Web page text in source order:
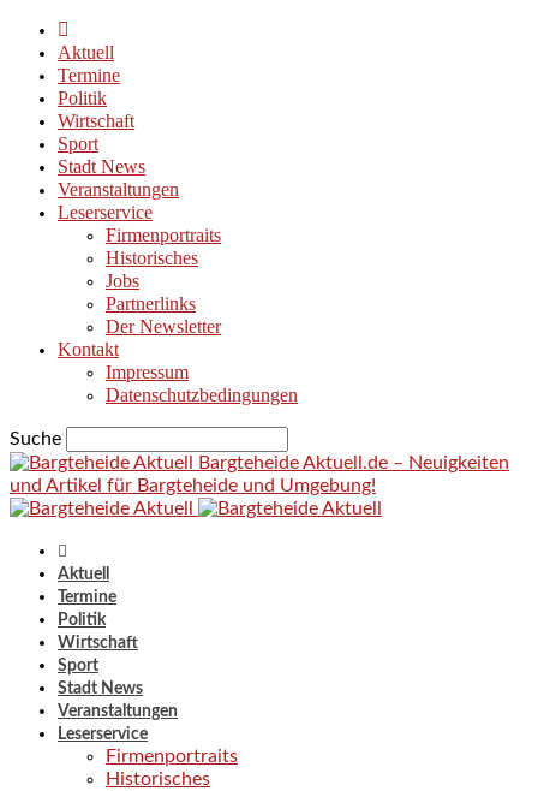
Aktuell
Termine
Politik
Wirtschaft
Sport
Stadt News
Veranstaltungen
Leserservice
Firmenportraits
Historisches
Jobs
Partnerlinks
Der Newsletter
Kontakt
Impressum
Datenschutzbedingungen
Suche
Bargteheide Aktuell.de – Neuigkeiten
und Artikel für Bargteheide und Umgebung!
Aktuell
Termine
Politik
Wirtschaft
Sport
Stadt News
Veranstaltungen
Leserservice
Firmenportraits
Historisches